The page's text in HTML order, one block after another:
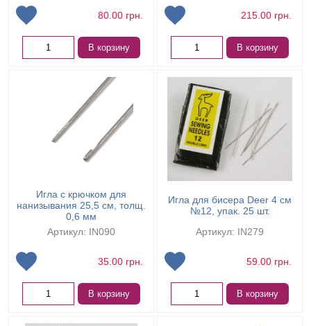
80.00 грн.
В корзину
215.00 грн.
В корзину
Игла с крючком для
нанизывания 25,5 см, толщ.
0,6 мм
Артикул: IN090
35.00 грн.
В корзину
Игла для бисера Deer 4 см
№12, упак. 25 шт.
Артикул: IN279
59.00 грн.
В корзину